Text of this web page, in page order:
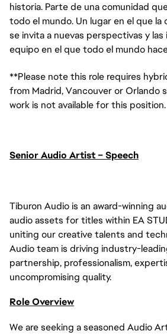
historia. Parte de una comunidad
todo el mundo. Un lugar en el que la
se invita a nuevas perspectivas y las
equipo en el que todo el mundo
**Please note this role requires
from Madrid, Vancouver or Orlando
work is not available for this position.
Senior Audio Artist – Speech
Tiburon Audio is an award-winning
audio assets for titles within EA
uniting our creative talents and
Audio team is driving industry-
partnership, professionalism,
uncompromising quality.
Role Overview
We are seeking a seasoned Audio